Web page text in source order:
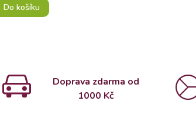
Do košíku
Doprava zdarma od
1000 Kč